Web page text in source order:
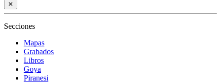
✕
Secciones
Mapas
Grabados
Libros
Goya
Piranesi